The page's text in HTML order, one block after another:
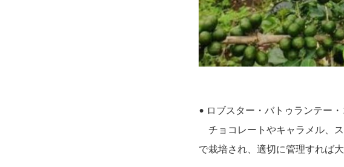
• ロブスター・バトゥランテー
チョコレートやキャラメル、
で栽培され、適切に管理すれば